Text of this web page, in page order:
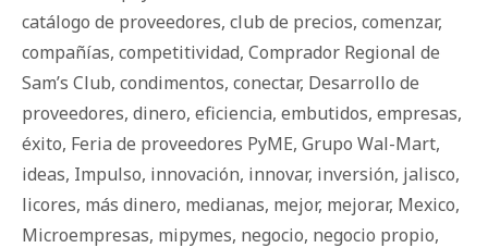
catálogo de proveedores, club de precios, comenzar,
compañías, competitividad, Comprador Regional de
Sam’s Club, condimentos, conectar, Desarrollo de
proveedores, dinero, eficiencia, embutidos, empresas,
éxito, Feria de proveedores PyME, Grupo Wal-Mart,
ideas, Impulso, innovación, innovar, inversión, jalisco,
licores, más dinero, medianas, mejor, mejorar, Mexico,
Microempresas, mipymes, negocio, negocio propio,